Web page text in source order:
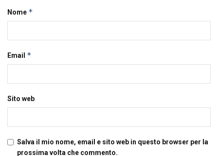
Nome *
Email *
Sito web
Salva il mio nome, email e sito web in questo browser per la
prossima volta che commento.